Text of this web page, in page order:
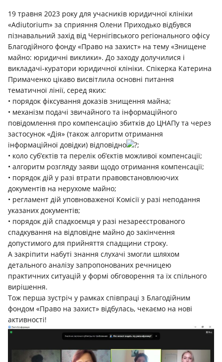
19 травня 2023 року для учасників юридичної клініки
«Adiutorium» за сприяння Олени Приходько відбувся
пізнавальний захід від Чернігівського регіонального офісу
Благодійного фонду «Право на захист» на тему «Знищене
майно: юридичні виклики». До заходу долучилися і
викладачі-куратори юридичної клініки. Спікерка Катерина
Примаченко цікаво висвітлила основні питання
тематичної лінії, серед яких:
• порядок фіксування доказів знищення майна;
• механізм подачі звичайного та інформаційного
повідомлення про компенсацію збитків до ЦНАПу та через
застосунок «Дія» (також алгоритм отримання
інформаційної довідки) відповідно
;
• коло суб’єктів та перелік об’єктів можливої компенсації;
• алгоритм розгляду заяви щодо отримання компенсації;
• порядок дій у разі втрати правовстановлюючих
документів на нерухоме майно;
• регламент дій уповноваженої Комісії у разі неподання
указаних документів;
• порядок дій спадкоємця у разі незареєстрованого
спадкування на відповідне майно до закінчення
допустимого для прийняття спадщини строку.
А закріпити набуті знання слухачі змогли шляхом
детального аналізу запропонованих речницею
практичних ситуацій у формі обговорення та їх спільного
вирішення.
Тож перша зустріч у рамках співпраці з Благодійним
фондом «Право на захист» відбулась, чекаємо на нові
активності!